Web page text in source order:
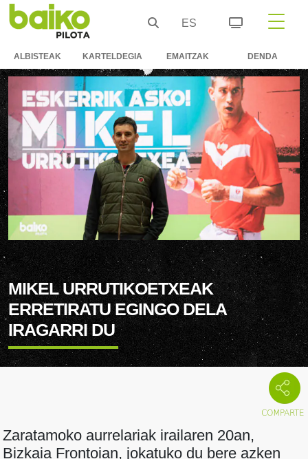
ES
ALBISTEAK KARTELDEGIA EMAITZAK DENDA
MIKEL URRUTIKOETXEAK
ERRETIRATU EGINGO DELA
IRAGARRI DU
Zaratamoko aurrelariak irailaren 20an,
Bizkaia Frontoian, jokatuko du bere azken